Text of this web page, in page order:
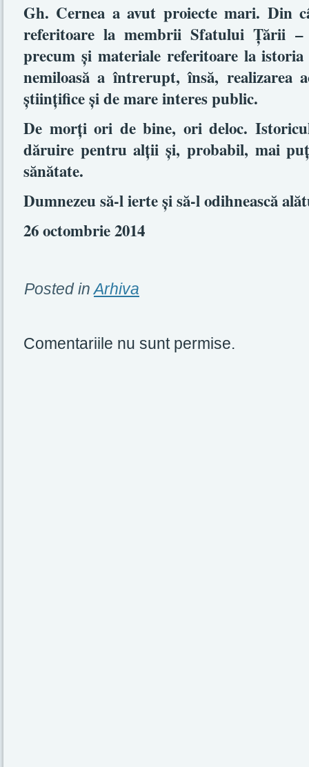
Gh. Cernea a avut proiecte mari. Din
referitoare la membrii Sfatului Ţării
precum şi materiale referitoare la
nemiloasă a întrerupt, însă, realizarea
ştiinţifice şi de mare interes public.
De morţi ori de bine, ori deloc.
dăruire pentru alţii şi, probabil, mai
sănătate.
Dumnezeu să-l ierte şi să-l odihnească
26 octombrie 2014
Posted in Arhiva
Comentariile nu sunt permise.